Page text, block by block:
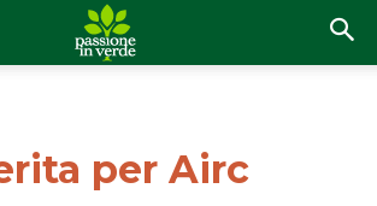
per Airc